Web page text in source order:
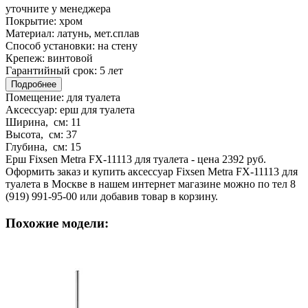
уточните у менеджера
Покрытие: хром
Материал: латунь, мет.сплав
Способ установки: на стену
Крепеж: винтовой
Гарантийный срок: 5 лет
Подробнее
Помещение: для туалета
Аксессуар: ерш для туалета
Ширина, см: 11
Высота, см: 37
Глубина, см: 15
Ерш Fixsen Metra FX-11113 для туалета - цена 2392 руб.
Оформить заказ и купить аксессуар Fixsen Metra FX-11113 для
туалета в Москве в нашем интернет магазине можно по тел 8
(919) 991-95-00 или добавив товар в корзину.
Похожие модели: